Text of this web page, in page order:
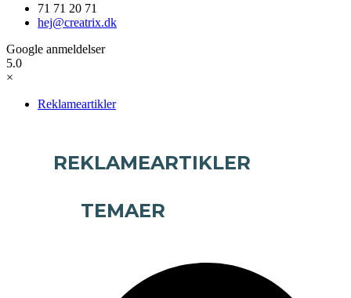
71 71 20 71
hej@creatrix.dk
Google anmeldelser
5.0
×
Reklameartikler
REKLAMEARTIKLER
TEMAER